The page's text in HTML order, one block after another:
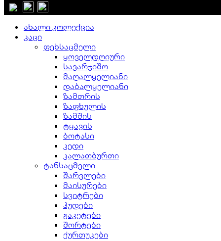
დახურვა
ახალი კოლექცია
კაცი
ფეხსაცმელი
ყოველდღიური
სავარჯიშო
მაღალყელიანი
დაბალყელიანი
ზამთრის
ზაფხულის
ზამშის
ტყავის
ბოტასი
კედი
კალათბურთი
ტანსაცმელი
შარვლები
მაისურები
სვიტრები
ჰუდები
ჟაკეტები
შორტები
ქურთუკები